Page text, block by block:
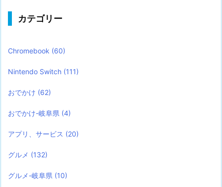
カテゴリー
Chromebook (60)
Nintendo Switch (111)
おでかけ (62)
おでかけ-岐阜県 (4)
アプリ、サービス (20)
グルメ (132)
グルメ-岐阜県 (10)